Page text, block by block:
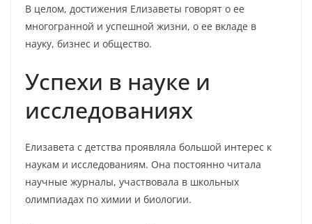
В целом, достижения Елизаветы говорят о ее
многогранной и успешной жизни, о ее вкладе в
науку, бизнес и общество.
Успехи в науке и
исследованиях
Елизавета с детства проявляла большой интерес к
наукам и исследованиям. Она постоянно читала
научные журналы, участвовала в школьных
олимпиадах по химии и биологии.